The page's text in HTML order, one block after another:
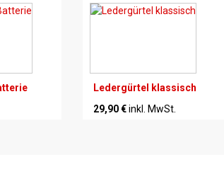
Ledergürtel klassisch
29,90 € inkl. MwSt.